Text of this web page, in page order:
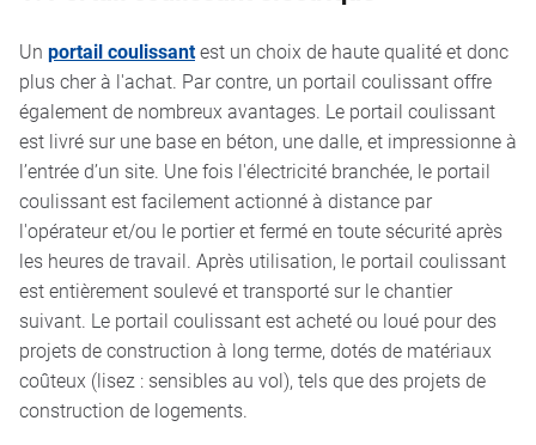
Un portail coulissantest un choix de haute qualité et donc
plus cher à l'achat. Par contre, un portail coulissant offre
également de nombreux avantages. Le portail coulissant
est livré sur une base en béton, une dalle, et impressionne à
l’entrée d’un site. Une fois l'électricité branchée, le portail
coulissant est facilement actionné à distance par
l'opérateur et/ou le portier et fermé en toute sécurité après
les heures de travail. Après utilisation, le portail coulissant
est entièrement soulevé et transporté sur le chantier
suivant. Le portail coulissant est acheté ou loué pour des
projets de construction à long terme, dotés de matériaux
coûteux (lisez : sensibles au vol), tels que des projets de
construction de logements.